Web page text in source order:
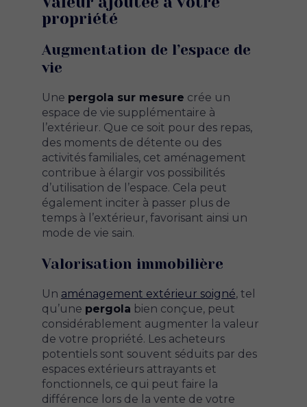
propriété
Augmentation de l’espace de
vie
Une pergola sur mesure crée un
espace de vie supplémentaire à
l’extérieur. Que ce soit pour des repas,
des moments de détente ou des
activités familiales, cet aménagement
contribue à élargir vos possibilités
d’utilisation de l’espace. Cela peut
également inciter à passer plus de
temps à l’extérieur, favorisant ainsi un
mode de vie sain.
Valorisation immobilière
Un aménagement extérieur soigné, tel
qu’une pergola bien conçue, peut
considérablement augmenter la valeur
de votre propriété. Les acheteurs
potentiels sont souvent séduits par des
espaces extérieurs attrayants et
fonctionnels, ce qui peut faire la
différence lors de la vente de votre